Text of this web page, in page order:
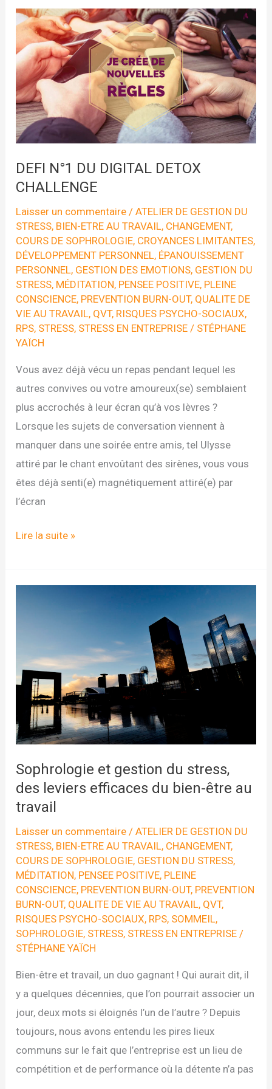
DIGITAL
DETOX
CHALLENGE
DEFI N°1 DU DIGITAL DETOX
CHALLENGE
Laisser un commentaire /ATELIER DE GESTION DU
STRESS, BIEN-ETRE AU TRAVAIL, CHANGEMENT,
COURS DE SOPHROLOGIE, CROYANCES LIMITANTES,
DÉVELOPPEMENT PERSONNEL, ÉPANOUISSEMENT
PERSONNEL, GESTION DES EMOTIONS, GESTION DU
STRESS, MÉDITATION, PENSEE POSITIVE, PLEINE
CONSCIENCE, PREVENTION BURN-OUT, QUALITE DE
VIE AU TRAVAIL, QVT, RISQUES PSYCHO-SOCIAUX,
RPS, STRESS, STRESS EN ENTREPRISE / STÉPHANE
YAÏCH
Vous avez déjà vécu un repas pendant lequel les
autres convives ou votre amoureux(se) semblaient
plus accrochés à leur écran qu’à vos lèvres ?
Lorsque les sujets de conversation viennent à
manquer dans une soirée entre amis, tel Ulysse
attiré par le chant envoûtant des sirènes, vous vous
êtes déjà senti(e) magnétiquement attiré(e) par
l’écran
DEFI
Lire la suite »
Sophrologie et gestion du stress,
des leviers efficaces du bien-être au
travail
Laisser un commentaire /ATELIER DE GESTION DU
STRESS, BIEN-ETRE AU TRAVAIL, CHANGEMENT,
COURS DE SOPHROLOGIE, GESTION DU STRESS,
MÉDITATION, PENSEE POSITIVE, PLEINE
CONSCIENCE, PREVENTION BURN-OUT, PREVENTION
BURN-OUT, QUALITE DE VIE AU TRAVAIL, QVT,
RISQUES PSYCHO-SOCIAUX, RPS, SOMMEIL,
SOPHROLOGIE, STRESS, STRESS EN ENTREPRISE /
STÉPHANE YAÏCH
Bien-être et travail, un duo gagnant ! Qui aurait dit, il
y a quelques décennies, que l’on pourrait associer un
jour, deux mots si éloignés l’un de l’autre ? Depuis
toujours, nous avons entendu les pires lieux
communs sur le fait que l’entreprise est un lieu de
compétition et de performance où la détente n’a pas